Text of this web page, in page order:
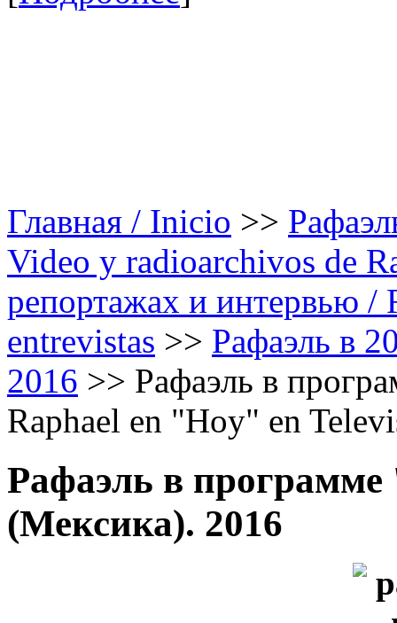
Главная / Inicio >>
Video y radioarchivos de
репортажах и интервью /
entrevistas >> Рафаэль в
2016 >> Рафаэль в
Raphael en "Hoy" en
Рафаэль в
(Мексика). 2016